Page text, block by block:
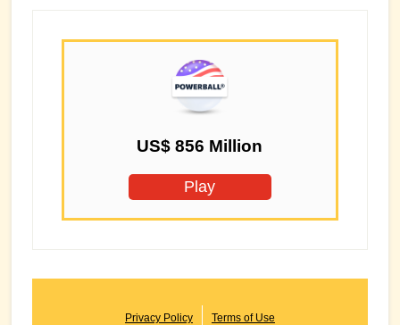
US$ 856 Million
Play
Privacy Policy Terms of Use